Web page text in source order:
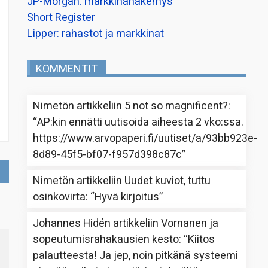
Short Register
Lipper: rahastot ja markkinat
KOMMENTIT
Nimetön artikkeliin 5 not so magnificent?:
“AP:kin ennätti uutisoida aiheesta 2 vko:ssa.
https://www.arvopaperi.fi/uutiset/a/93bb923e-
8d89-45f5-bf07-f957d398c87c”
Nimetön artikkeliin Uudet kuviot, tuttu
osinkovirta: “Hyvä kirjoitus”
Johannes Hidén artikkeliinVornanen ja
sopeutumisrahakausien kesto: “Kiitos
palautteesta! Ja jep, noin pitkänä systeemi